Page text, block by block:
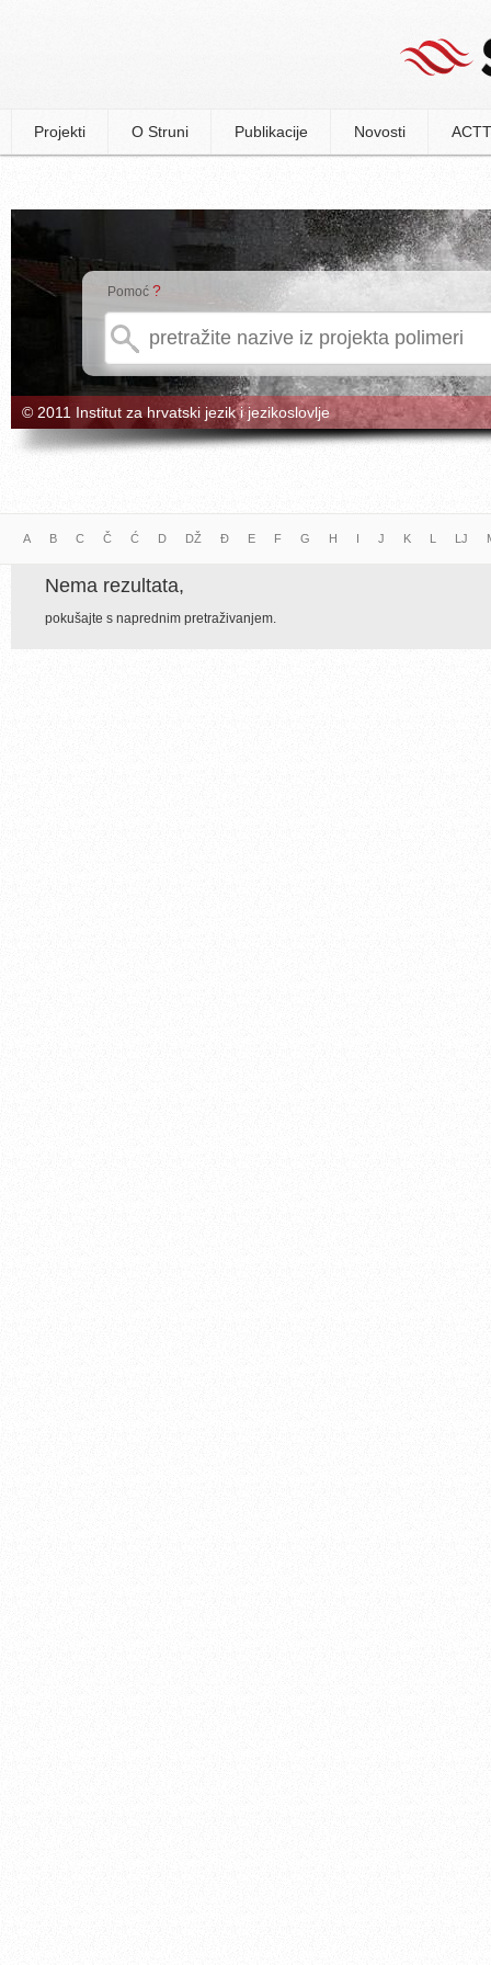
Projekti O Struni Publikacije Novosti
Pomoć ?
© 2011 Institut za hrvatski jezik i jezikoslovlje
A B C Č Ć D DŽ Đ E F G H I J K L LJ
Nema rezultata,
pokušajte s naprednim pretraživanjem.